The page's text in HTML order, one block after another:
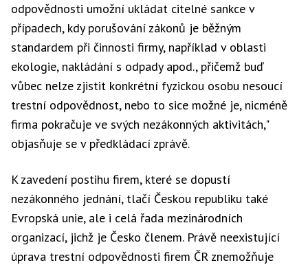
odpovědnosti umožní ukládat citelné sankce v
případech, kdy porušování zákonů je běžným
standardem při činnosti firmy, například v oblasti
ekologie, nakládání s odpady apod., přičemž buď
vůbec nelze zjistit konkrétní fyzickou osobu nesoucí
trestní odpovědnost, nebo to sice možné je, nicméně
firma pokračuje ve svých nezákonných aktivitách,"
objasňuje se v předkládací zprávě.
K zavedení postihu firem, které se dopustí
nezákonného jednání, tlačí Českou republiku také
Evropská unie, ale i celá řada mezinárodních
organizací, jichž je Česko členem. Právě neexistující
úprava trestní odpovědnosti firem ČR znemožňuje